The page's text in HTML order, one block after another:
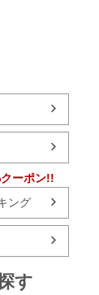
ーポン!!
ング
す